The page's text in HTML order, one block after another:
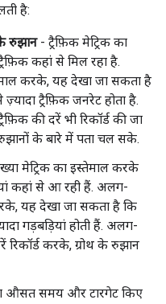
है:
रुझान- ट्रैफ़िक मेट्रिक का
कहां से मिल रहा है.
करके, यह देखा जा सकता है
ट्रैफ़िक जनरेट होता है.
की दरें भी रिकॉर्ड की जा
के बारे में पता चल सके.
मेट्रिक का इस्तेमाल करके
कहां से आ रही हैं. अलग-
यह देखा जा सकता है कि
गड़बड़ियां होती हैं. अलग-
करके, ग्रोथ के रुझान
औसत समय और टारगेट किए